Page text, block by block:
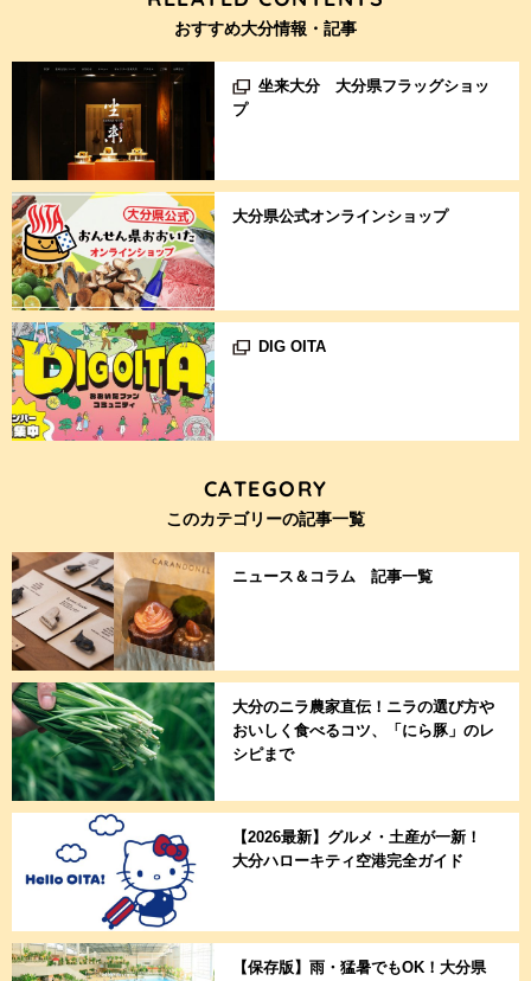
おすすめ大分情報・記事
坐来大分 大分県フラッグショッ
プ
大分県公式オンラインショップ
DIG OITA
CATEGORY
このカテゴリーの記事一覧
ニュース＆コラム 記事一覧
大分のニラ農家直伝！ニラの選び方や
おいしく食べるコツ、「にら豚」のレ
シピまで
【2026最新】グルメ・土産が一新！
大分ハローキティ空港完全ガイド
【保存版】雨・猛暑でもOK！大分県